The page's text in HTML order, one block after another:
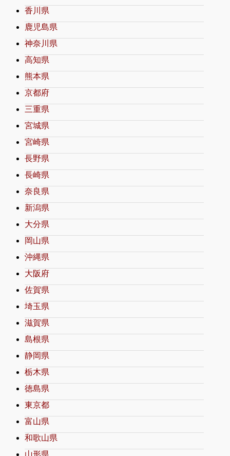
香川県
鹿児島県
神奈川県
高知県
熊本県
京都府
三重県
宮城県
宮崎県
長野県
長崎県
奈良県
新潟県
大分県
岡山県
沖縄県
大阪府
佐賀県
埼玉県
滋賀県
島根県
静岡県
栃木県
徳島県
東京都
富山県
和歌山県
山形県